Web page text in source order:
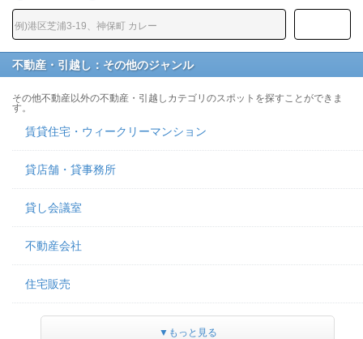
不動産・引越し：その他のジャンル
その他不動産以外の不動産・引越しカテゴリのスポットを探すことができま
す。
賃貸住宅・ウィークリーマンション
貸店舗・貸事務所
貸し会議室
不動産会社
住宅販売
▼もっと見る